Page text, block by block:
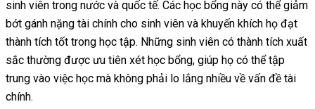
sinh viên trong nước và quốc tế. Các học bổng này có thể giảm
bớt gánh nặng tài chính cho sinh viên và khuyến khích họ đạt
thành tích tốt trong học tập. Những sinh viên có thành tích xuất
sắc thường được ưu tiên xét học bổng, giúp họ có thể tập
trung vào việc học mà không phải lo lắng nhiều về vấn đề tài
chính.